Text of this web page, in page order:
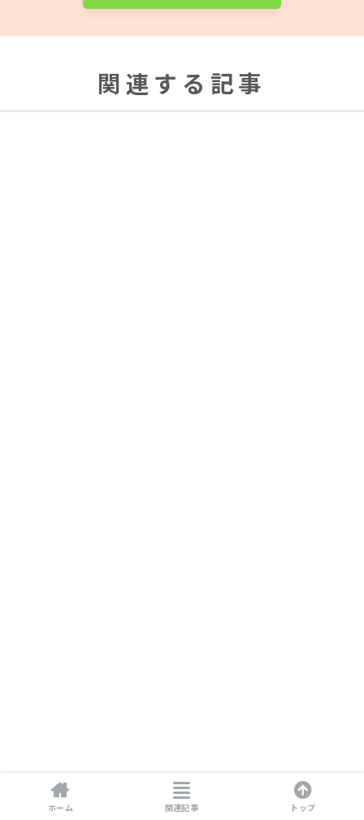
関連する記事
ホーム 関連記事 トップ